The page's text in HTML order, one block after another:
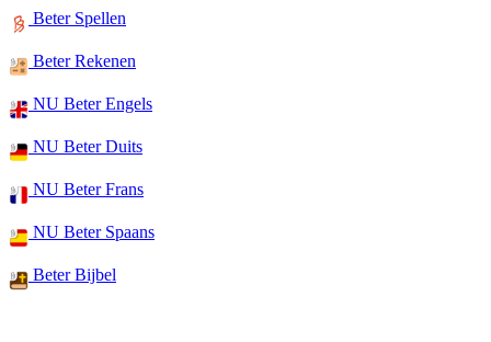
Beter Spellen
Beter Rekenen
NU Beter Engels
NU Beter Duits
NU Beter Frans
NU Beter Spaans
Beter Bijbel